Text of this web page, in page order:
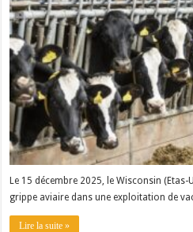
Le 15 décembre 2025, le Wisconsin
grippe aviaire dans une exploitation de
Lire la suite »